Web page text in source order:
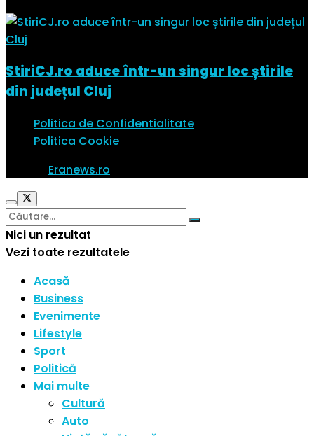
StiriCJ.ro aduce într-un singur loc știrile
din județul Cluj
Politica de Confidentialitate
Politica Cookie
Eranews.ro
Nici un rezultat
Vezi toate rezultatele
Acasă
Business
Evenimente
Lifestyle
Sport
Politică
Mai multe
Cultură
Auto